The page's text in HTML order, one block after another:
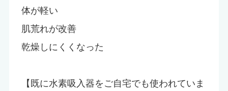
体が軽い
肌荒れが改善
乾燥しにくくなった
【既に水素吸入器をご自宅でも使われていま